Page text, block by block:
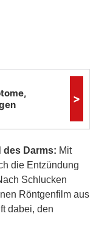
des Darms: Mit
die Entzündung
Schlucken
Röntgenfilm aus
dabei, den